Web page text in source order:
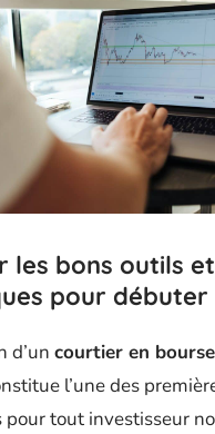
les bons outils et
pour débuter
d’un courtier en bourse
l’une des
pour tout investisseur